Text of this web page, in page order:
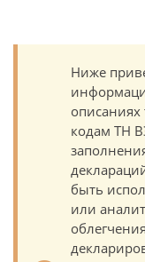
Ниже
описаниях
кодам ТН
быть
или